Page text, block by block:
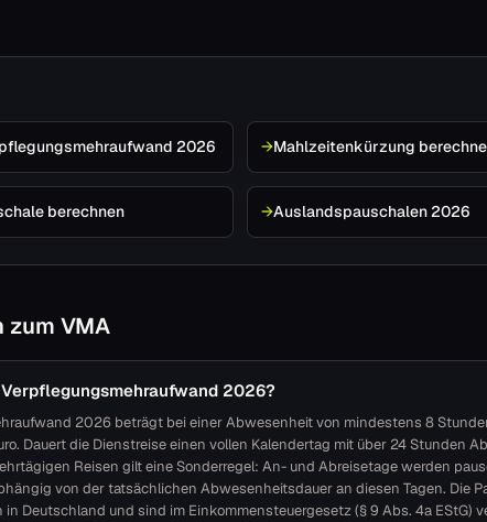
2026 →Mahlzeitenkürzung
berechnen →Auslandspauschalen 2026
zum VMA
2026?
2026 beträgt bei einer Abwesenheit von mindestens 8
Dauert die Dienstreise einen vollen Kalendertag mit über 24 Stunden
Reisen gilt eine Sonderregel: An- und Abreisetage werden
von der tatsächlichen Abwesenheitsdauer an diesen Tagen. Die
Deutschland und sind im Einkommensteuergesetz (§ 9 Abs. 4a EStG)